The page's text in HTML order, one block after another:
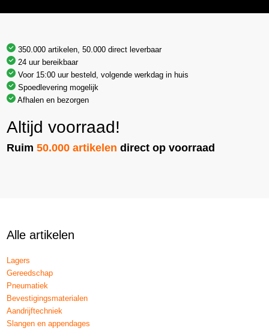
350.000 artikelen, 50.000 direct leverbaar
24 uur bereikbaar
Voor 15:00 uur besteld, volgende werkdag in huis
Spoedlevering mogelijk
Afhalen en bezorgen
Altijd voorraad!
Ruim50.000 artikelen direct op voorraad
Alle artikelen
Lagers
Gereedschap
Pneumatiek
Bevestigingsmaterialen
Aandrijftechniek
Slangen en appendages